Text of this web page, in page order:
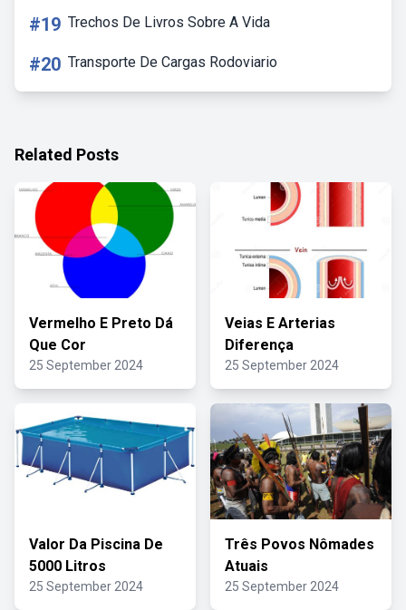
#19 Trechos De Livros Sobre A Vida
#20 Transporte De Cargas Rodoviario
Related Posts
Vermelho E Preto Dá
Que Cor
25 September 2024
Veias E Arterias
Diferença
25 September 2024
Valor Da Piscina De
5000 Litros
25 September 2024
Três Povos Nômades
Atuais
25 September 2024